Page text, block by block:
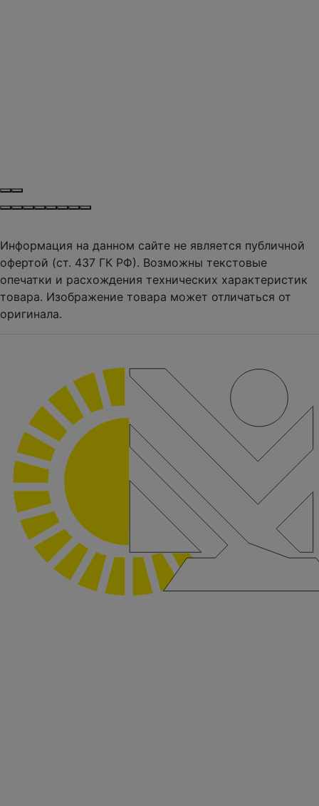
Информация на данном сайте не является публичной
офертой (ст. 437 ГК РФ). Возможны текстовые
опечатки и расхождения технических характеристик
товара. Изображение товара может отличаться от
оригинала.